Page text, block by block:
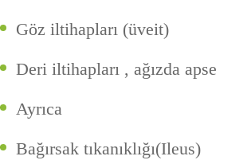
Göz iltihapları (üveit)
Deri iltihapları , ağızda apse
Ayrıca
Bağırsak tıkanıklığı(Ileus)